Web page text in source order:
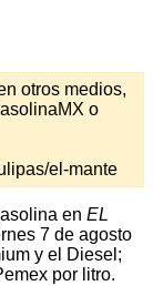
otros medios,
o
el-mante
en EL
7 de agosto
y el Diesel;
por litro.